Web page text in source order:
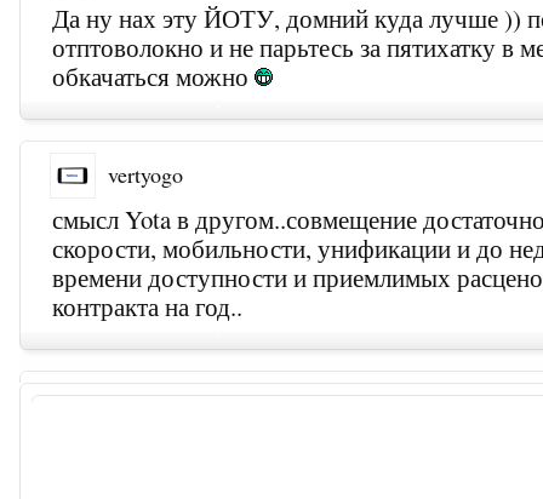
Да ну нах эту ЙОТУ, домний куда лучше ))
отптоволокно и не парьтесь за пятихатку в
обкачаться можно
vertyogo
смысл Yota в другом..совмещение
скорости, мобильности, унификации и до
времени доступности и приемлимых
контракта на год..